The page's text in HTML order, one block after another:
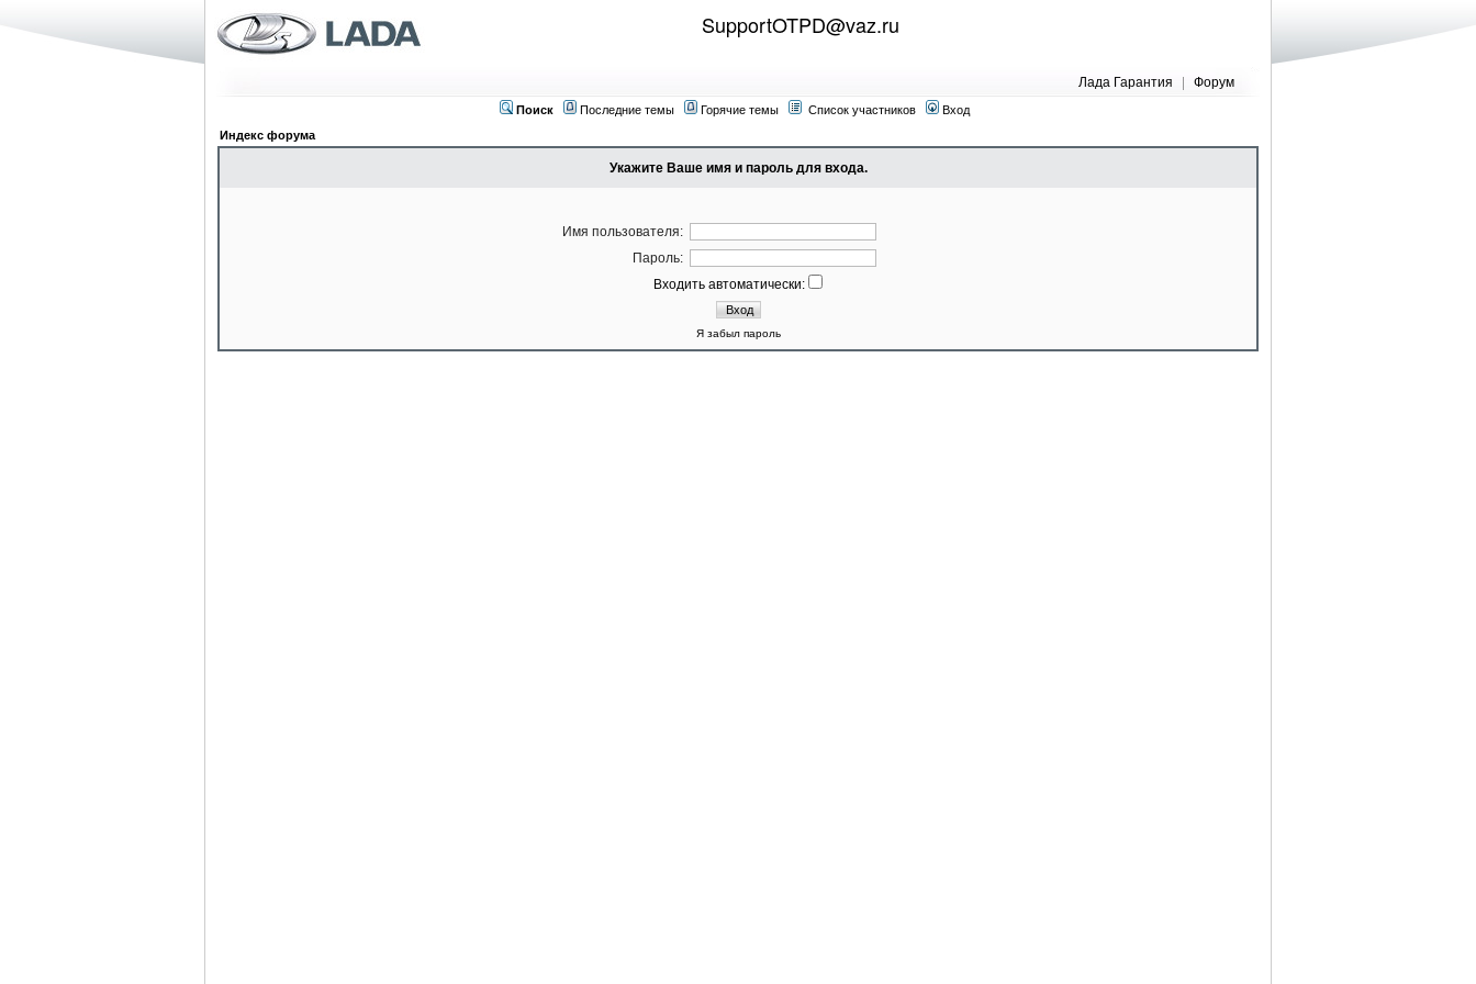
SupportOTPD@vaz.ru
Лада Гарантия | Форум
Поиск Последние темы Горячие темы Список участников
Вход
Индекс форума
Укажите Ваше имя и пароль для входа.
Имя пользователя:
Пароль:
Входить автоматически:
Я забыл пароль